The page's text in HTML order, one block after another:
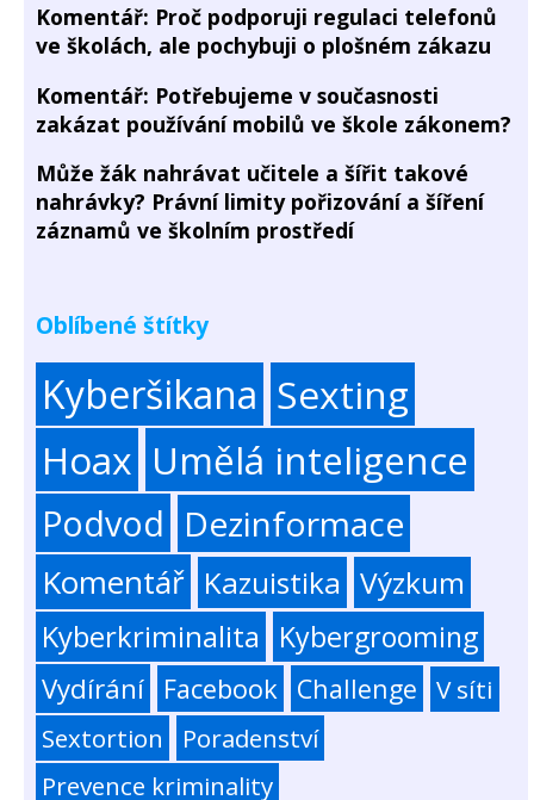
Komentář: Proč podporuji regulaci telefonů
ve školách, ale pochybuji o plošném zákazu
Komentář: Potřebujeme v současnosti
zakázat používání mobilů ve škole zákonem?
Může žák nahrávat učitele a šířit takové
nahrávky? Právní limity pořizování a šíření
záznamů ve školním prostředí
Oblíbené štítky
Kyberšikana Sexting
Hoax Umělá inteligence
Podvod Dezinformace
Komentář Kazuistika Výzkum
Kyberkriminalita Kybergrooming
Vydírání Facebook Challenge
V síti
Sextortion
Poradenství
Prevence kriminality